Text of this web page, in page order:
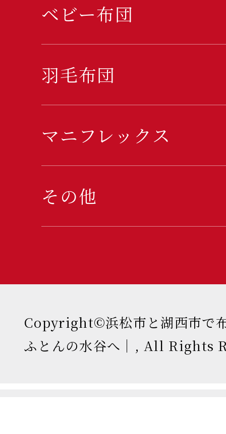
ベビー布団
羽毛布団
マニフレックス
その他
Copyright©浜松市と湖西市で
ふとんの水谷へ｜, All Rights